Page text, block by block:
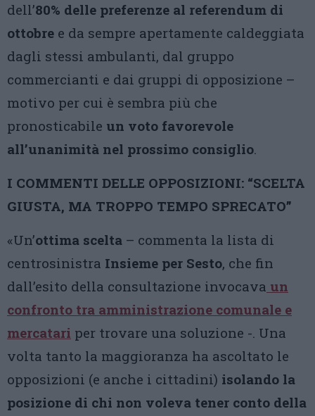
dell’80% delle preferenze al referendum di
ottobre e da sempre apertamente caldeggiata
dagli stessi ambulanti, dal gruppo
commercianti e dai gruppi di opposizione –
motivo per cui è sembra più che
pronosticabile un voto favorevole
all’unanimità nel prossimo consiglio.
I COMMENTI DELLE OPPOSIZIONI: “SCELTA
GIUSTA, MA TROPPO TEMPO SPRECATO”
«Un’ottima scelta – commenta la lista di
centrosinistra Insieme per Sesto, che fin
dall’esito della consultazione invocava un
confronto tra amministrazione comunale e
mercatari per trovare una soluzione -. Una
volta tanto la maggioranza ha ascoltato le
opposizioni (e anche i cittadini) isolando la
posizione di chi non voleva tener conto della